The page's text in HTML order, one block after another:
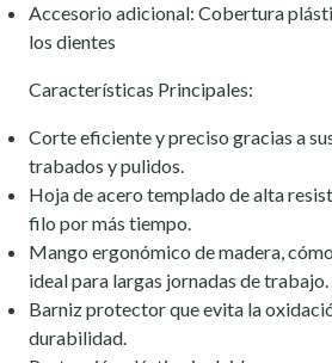
Accesorio adicional: Cobertura
los dientes
Características Principales:
Corte eficiente y preciso gracias a
trabados y pulidos.
Hoja de acero templado de alta
filo por más tiempo.
Mango ergonómico de madera,
ideal para largas jornadas de trabajo.
Barniz protector que evita la
durabilidad.